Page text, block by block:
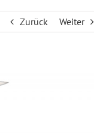
Zurück Weiter